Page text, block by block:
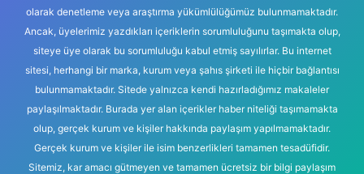
olarak denetleme veya araştırma yükümlülüğümüz bulunmamaktadır.
Ancak, üyelerimiz yazdıkları içeriklerin sorumluluğunu taşımakta olup,
siteye üye olarak bu sorumluluğu kabul etmiş sayılırlar. Bu internet
sitesi, herhangi bir marka, kurum veya şahıs şirketi ile hiçbir bağlantısı
bulunmamaktadır. Sitede yalnızca kendi hazırladığımız makaleler
paylaşılmaktadır. Burada yer alan içerikler haber niteliği taşımamakta
olup, gerçek kurum ve kişiler hakkında paylaşım yapılmamaktadır.
Gerçek kurum ve kişiler ile isim benzerlikleri tamamen tesadüfidir.
Sitemiz, kar amacı gütmeyen ve tamamen ücretsiz bir bilgi paylaşım